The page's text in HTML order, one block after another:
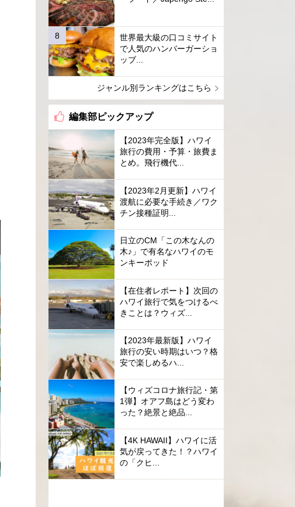
世界最大級の口コミサイト
で人気のハンバーガーショ
ッブ...
ジャンル別ランキングはこちら
編集部ピックアップ
【2023年完全版】ハワイ
旅行の費用・予算・旅費ま
とめ。飛行機代...
【2023年2月更新】ハワイ
渡航に必要な手続き／ワク
チン接種証明...
日立のCM「この木なんの
木♪」で有名なハワイのモ
ンキーポッド
【在住者レポート】次回の
ハワイ旅行で気をつけるべ
きことは？ウィズ...
【2023年最新版】ハワイ
旅行の安い時期はいつ？格
安で楽しめるハ...
【ウィズコロナ旅行記・第
1弾】オアフ島はどう変わ
った？絶景と絶品...
【4K HAWAII】ハワイに活
気が戻ってきた！？ハワイ
の「クヒ...